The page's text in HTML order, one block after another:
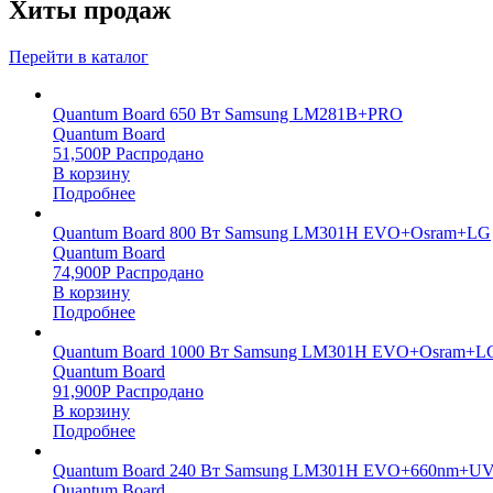
Хиты продаж
Перейти в каталог
Quantum Board 650 Вт Samsung LM281B+PRO
Quantum Board
51,500Р Распродано
В корзину
Подробнее
Quantum Board 800 Вт Samsung LM301H EVO+Osram+LG
Quantum Board
74,900Р Распродано
В корзину
Подробнее
Quantum Board 1000 Вт Samsung LM301H
Quantum Board
91,900Р Распродано
В корзину
Подробнее
Quantum Board 240 Вт Samsung LM301H